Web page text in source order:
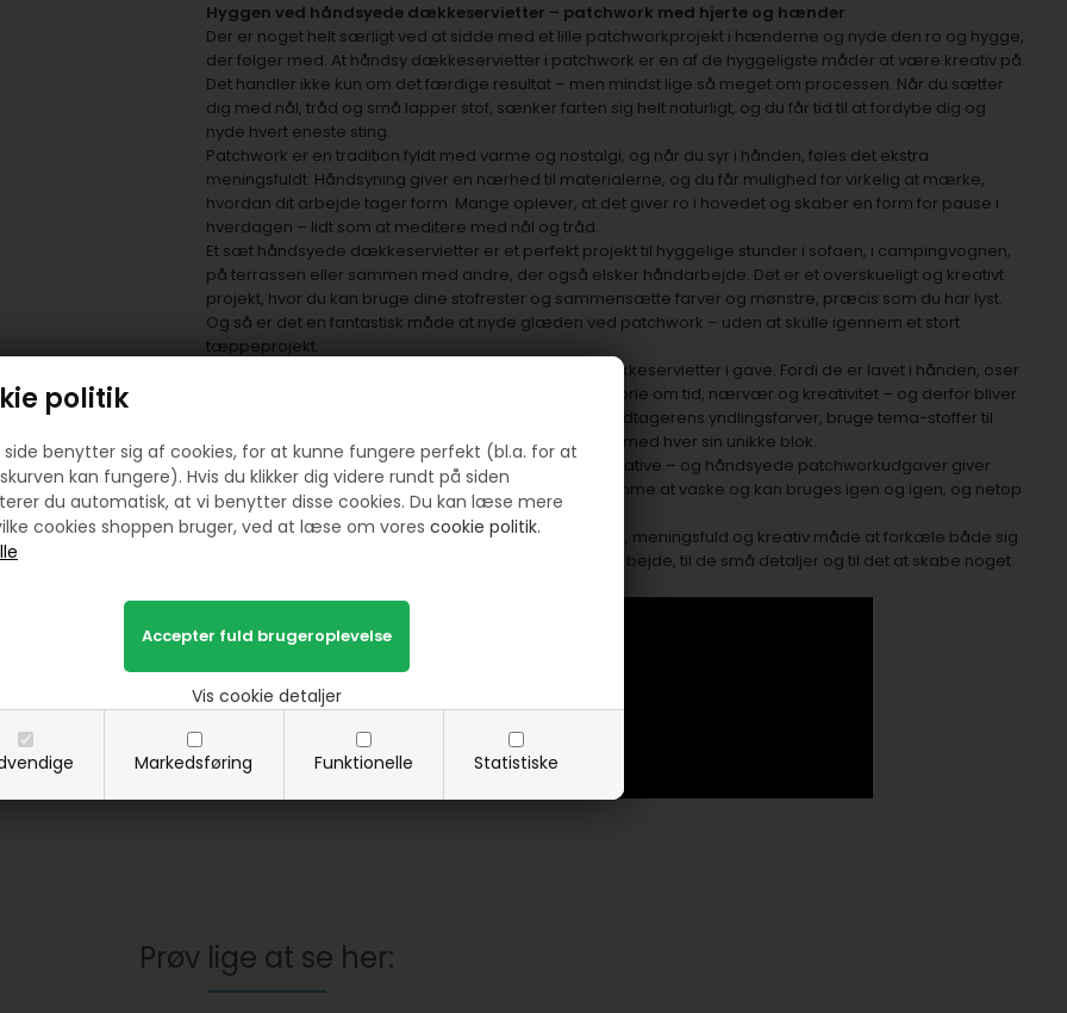
politik
side benytter sig af cookies, for at kunne fungere perfekt (bl.a. for at
kan fungere). Hvis du klikker dig videre rundt på siden
du automatisk, at vi benytter disse cookies. Du kan læse mere
cookies shoppen bruger, ved at læse om vores cookie politik.
Markedsføring Funktionelle Statistiske
Vis cookie detaljer
Hyggen ved håndsyede dækkeservietter – patchwork med hjerte og hænder
Der er noget helt særligt ved at sidde med et lille patchworkprojekt i hænderne og nyde den ro og hygge,
der følger med. At håndsy dækkeservietter i patchwork er en af de hyggeligste måder at være kreativ på.
Det handler ikke kun om det færdige resultat – men mindst lige så meget om processen. Når du sætter
dig med nål, tråd og små lapper stof, sænker farten sig helt naturligt, og du får tid til at fordybe dig og
nyde hvert eneste sting.
Patchwork er en tradition fyldt med varme og nostalgi, og når du syr i hånden, føles det ekstra
meningsfuldt. Håndsyning giver en nærhed til materialerne, og du får mulighed for virkelig at mærke,
hvordan dit arbejde tager form. Mange oplever, at det giver ro i hovedet og skaber en form for pause i
hverdagen – lidt som at meditere med nål og tråd.
Et sæt håndsyede dækkeservietter er et perfekt projekt til hyggelige stunder i sofaen, i campingvognen,
på terrassen eller sammen med andre, der også elsker håndarbejde. Det er et overskueligt og kreativt
projekt, hvor du kan bruge dine stofrester og sammensætte farver og mønstre, præcis som du har lyst.
Og så er det en fantastisk måde at nyde glæden ved patchwork – uden at skulle igennem et stort
tæppeprojekt.
Der er også noget særligt ved at give håndsyede dækkeservietter i gave. Fordi de er lavet i hånden, oser
de af personlighed og kærlighed. De fortæller en historie om tid, nærvær og kreativitet – og derfor bliver
de ofte gemt og brugt i mange år. Du kan sy dem i modtagerens yndlingsfarver, bruge tema-stoffer til
højtider som jul eller forår, eller sammensætte et sæt med hver sin unikke blok.
Dækkeservietter er samtidig både praktiske og dekorative – og håndsyede patchworkudgaver giver
borddækningen et varmt og hjemligt præg. De er nemme at vaske og kan bruges igen og igen, og netop
derfor bliver de hurtigt en del af hverdagen.
At håndsy dækkeservietter i patchwork er en hyggelig, meningsfuld og kreativ måde at forkæle både sig
selv og andre på. Det handler om kærlighed til håndarbejde, til de små detaljer og til det at skabe noget
Prøv lige at se her: